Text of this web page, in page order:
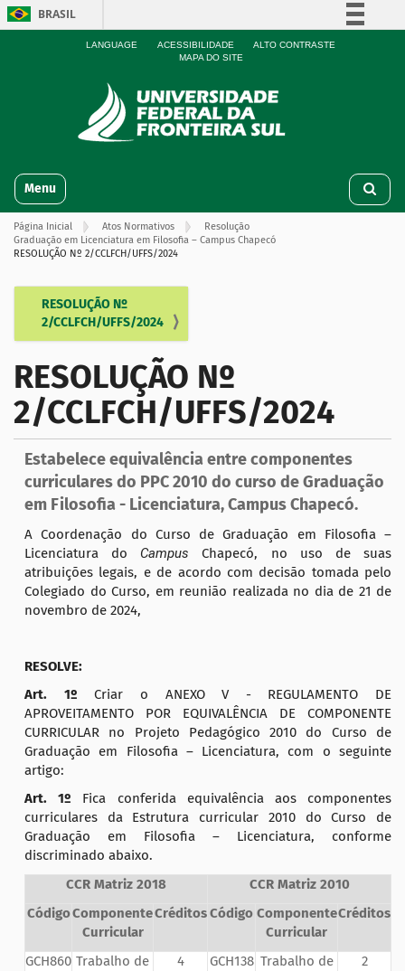
BRASIL
Simplifique!
Participe
Acesso à informação
LANGUAGE ACESSIBILIDADE
ALTO CONTRASTE
MAPA DO SITE
v
Toggle navigation
Página Inicial Atos Normativos
Resolução
Graduação em Licenciatura em Filosofia – Campus Chapecó
RESOLUÇÃO Nº 2/CCLFCH/UFFS/2024
e
g
a
ç
ã
o
RESOLUÇÃO Nº
2/CCLFCH/UFFS/2024
RESOLUÇÃO Nº
2/CCLFCH/UFFS/2024
Estabelece equivalência entre componentes
curriculares do PPC 2010 do curso de Graduação
em Filosofia - Licenciatura, Campus Chapecó.
A Coordenação do Curso de Graduação em Filosofia –
Licenciatura do Campus Chapecó, no uso de suas
atribuições legais, e de acordo com decisão tomada pelo
Colegiado do Curso, em reunião realizada no dia de 21 de
novembro de 2024,
RESOLVE:
Art. 1ºCriar o ANEXO V - REGULAMENTO DE
APROVEITAMENTO POR EQUIVALÊNCIA DE COMPONENTE
CURRICULAR no Projeto Pedagógico 2010 do Curso de
Graduação em Filosofia – Licenciatura, com o seguinte
artigo:
Art. 1º Fica conferida equivalência aos componentes
curriculares da Estrutura curricular 2010 do Curso de
Graduação em Filosofia – Licenciatura, conforme
discriminado abaixo.
CCR Matriz 2018
CCR Matriz 2010
CódigoComponente
Curricular
CréditosCódigo Componente
Curricular
Créditos
GCH860 Trabalho de
4 GCH138 Trabalho de
2